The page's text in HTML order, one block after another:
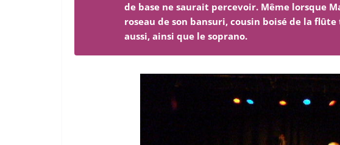
de base ne saurait percevoir. Même lorsque
roseau de son bansuri, cousin boisé de la
aussi, ainsi que le soprano.